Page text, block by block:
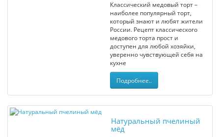
Классический медовый торт –
наиболее популярный торт,
который знают и любят жители
России. Рецепт классического
медового торта прост и
доступен для любой хозяйки,
уверенно чувствующей себя на
кухне
Подробнее..
Натуральный пчелиный
мёд